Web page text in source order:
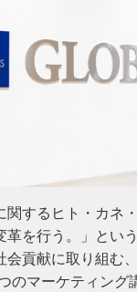
関するヒト・カネ
革を行う。」とい
貢献に取り組む
のマーケティング